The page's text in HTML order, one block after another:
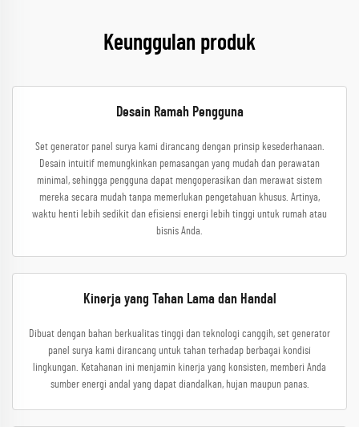
Keunggulan produk
Desain Ramah Pengguna
Set generator panel surya kami dirancang dengan prinsip kesederhanaan.
Desain intuitif memungkinkan pemasangan yang mudah dan perawatan
minimal, sehingga pengguna dapat mengoperasikan dan merawat sistem
mereka secara mudah tanpa memerlukan pengetahuan khusus. Artinya,
waktu henti lebih sedikit dan efisiensi energi lebih tinggi untuk rumah atau
bisnis Anda.
Kinerja yang Tahan Lama dan Handal
Dibuat dengan bahan berkualitas tinggi dan teknologi canggih, set generator
panel surya kami dirancang untuk tahan terhadap berbagai kondisi
lingkungan. Ketahanan ini menjamin kinerja yang konsisten, memberi Anda
sumber energi andal yang dapat diandalkan, hujan maupun panas.